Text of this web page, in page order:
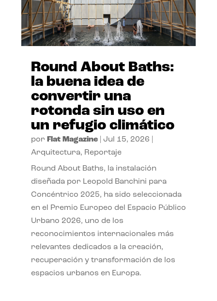
Round About Baths:
la buena idea de
convertir una
rotonda sin uso en
un refugio climático
por Flat Magazine| Jul 15, 2026
Arquitectura, Reportaje
Round About Baths, la instalación
diseñada por Leopold Banchini para
Concéntrico 2025, ha sido seleccionada
en el Premio Europeo del Espacio Público
Urbano 2026, uno de los
reconocimientos internacionales más
relevantes dedicados a la creación,
recuperación y transformación de los
espacios urbanos en Europa.